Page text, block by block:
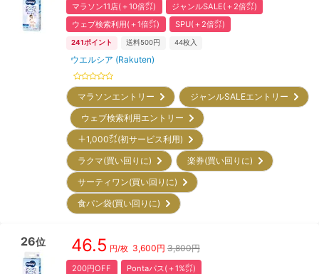
マラソン11店(＋10倍㌽)
ジャンルSALE(＋2倍㌽)
ウェブ検索利用(＋1倍㌽)
SPU(＋2倍㌽)
241ポイント 送料500円 44枚入
ウエルシア (Rakuten)
マラソンエントリー
ジャンルSALEエントリー
ウェブ検索利用エントリー
＋1,000㌽(初サービス利用)
ラクマ(買い回りに)
楽券(買い回りに)
サーティワン(買い回りに)
食パン袋(買い回りに)
26位 46.5 円/枚 3,600円 3,800円
200円OFF Pontaパス(＋1%㌽)